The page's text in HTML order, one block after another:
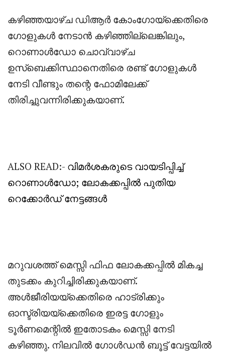
കഴിഞ്ഞയാഴ്ച ഡിആർ കോംഗോയ്‌ക്കെതിരെ
ഗോളുകൾ നേടാൻ കഴിഞ്ഞില്ലെങ്കിലും,
റൊണാൾഡോ ചൊവ്വാഴ്ച
ഉസ്ബെക്കിസ്ഥാനെതിരെ രണ്ട് ഗോളുകൾ
നേടി വീണ്ടും തന്റെ ഫോമിലേക്ക്
തിരിച്ചുവന്നിരിക്കുകയാണ്.
ALSO READ:- വിമർശകരുടെ വായടിപ്പിച്ച്
റൊണാൾഡോ; ലോകക്കപ്പിൽ പുതിയ
റെക്കോർഡ് നേട്ടങ്ങൾ
മറുവശത്ത് മെസ്സി ഫിഫ ലോകക്കപ്പിൽ മികച്ച
തുടക്കം കുറിച്ചിരിക്കുകയാണ്.
അൾജീരിയയ്‌ക്കെതിരെ ഹാട്രിക്കും
ഓസ്ട്രിയയ്‌ക്കെതിരെ ഇരട്ട ഗോളും
ടൂർണമെന്റിൽ ഇതോടകം മെസ്സി നേടി
കഴിഞ്ഞു. നിലവിൽ ഗോൾഡൻ ബൂട്ട് വേട്ടയിൽ